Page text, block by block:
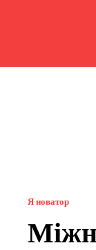
Я новатор